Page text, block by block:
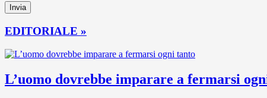
EDITORIALE »
L’uomo dovrebbe imparare a fermarsi